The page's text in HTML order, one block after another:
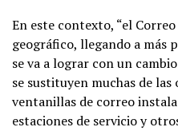
En este contexto, “el
geográfico, llegando a más
se va a lograr con un
se sustituyen muchas de
ventanillas de correo
estaciones de servicio y